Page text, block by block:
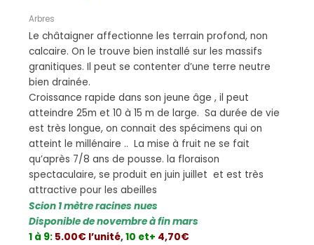
Arbres
Le châtaigner affectionne les terrain profond, non
calcaire. On le trouve bien installé sur les massifs
granitiques. Il peut se contenter d’une terre neutre
bien drainée.
Croissance rapide dans son jeune âge , il peut
atteindre 25m et 10 à 15 m de large. Sa durée de vie
est très longue, on connait des spécimens qui on
atteint le millénaire .. La mise à fruit ne se fait
qu’après 7/8 ans de pousse. la floraison
spectaculaire, se produit en juin juillet et est très
attractive pour les abeilles
Scion 1 mètre racines nues
Disponible de novembre à fin mars
1 à 9: 5.00€ l’unité,10 et+ 4,70€